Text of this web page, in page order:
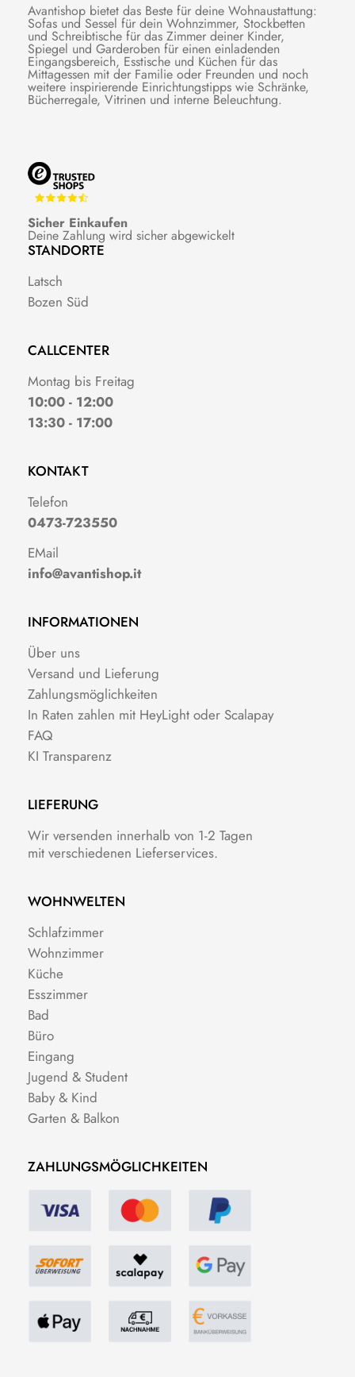
Avantishop bietet das Beste für deine Wohnaustattung:
Sofas und Sessel für dein Wohnzimmer, Stockbetten
und Schreibtische für das Zimmer deiner Kinder,
Spiegel und Garderoben für einen einladenden
Eingangsbereich, Esstische und Küchen für das
Mittagessen mit der Familie oder Freunden und noch
weitere inspirierende Einrichtungstipps wie Schränke,
Bücherregale, Vitrinen und interne Beleuchtung.
Sicher Einkaufen
Deine Zahlung wird sicher abgewickelt
STANDORTE
Latsch
Bozen Süd
CALLCENTER
Montag bis Freitag
10:00 - 12:00
13:30 - 17:00
KONTAKT
Telefon
0473-723550
EMail
info@avantishop.it
INFORMATIONEN
Über uns
Versand und Lieferung
Zahlungsmöglichkeiten
In Raten zahlen mit HeyLight oder Scalapay
FAQ
KI Transparenz
LIEFERUNG
Wir versenden innerhalb von 1-2 Tagen
mit verschiedenen Lieferservices.
WOHNWELTEN
Schlafzimmer
Wohnzimmer
Küche
Esszimmer
Bad
Büro
Eingang
Jugend & Student
Baby & Kind
Garten & Balkon
ZAHLUNGSMÖGLICHKEITEN